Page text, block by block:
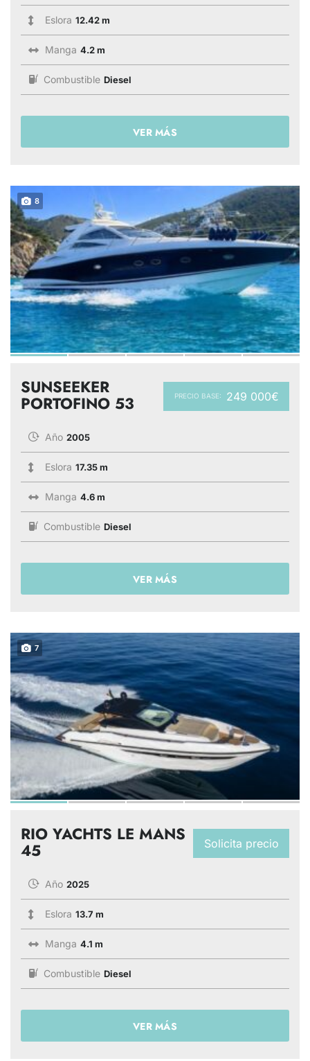
Eslora 12.42 m
Manga 4.2 m
Combustible Diesel
VER MÁS
8
PRECIO BASE: 249 000€
SUNSEEKER
PORTOFINO 53
Año 2005
Eslora 17.35 m
Manga 4.6 m
Combustible Diesel
VER MÁS
7
Solicita precio
RIO YACHTS LE MANS
45
Año 2025
Eslora 13.7 m
Manga 4.1 m
Combustible Diesel
VER MÁS